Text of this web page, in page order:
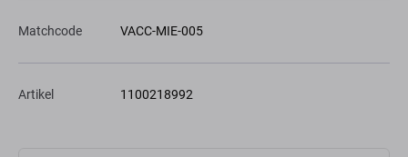
Matchcode VACC-MIE-005
Artikel 1100218992